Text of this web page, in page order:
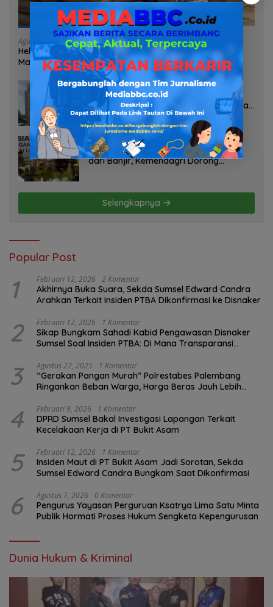
Agustus 7, 2026
Heboh Tumpukan Karung Diduga Pasir Timah di Pos AL
Manggar, Danlanal Babel: Masih Kami Dalami
Agustus 7, 2026
Pelayanan Kinerja Dan Transparansi
Sanksi P2TL PLN Dipertanyakan, Upaya
Konfirmasi GM PLN UID S2JB Terkesan
Tutup Mata
Agustus 7, 2026
Selamatkan Lahan Pertanian Brebes
dari Banjir, Kemendagri Dorong
Selengkapnya
Popular Post
1 Februari 12, 2026 2 Komentar
Akhirnya Buka Suara, Sekda Sumsel Edward Candra
Arahkan Terkait Insiden PTBA Dikonfirmasi ke Disnaker
2 Februari 12, 2026 1 Komentar
Sikap Bungkam Sahadi Kabid Pengawasan Disnaker
Sumsel Soal Insiden PTBA: Di Mana Transparansi
3 Agustus 27, 2025 1 Komentar
“Gerakan Pangan Murah” Polrestabes Palembang
Ringankan Beban Warga, Harga Beras Jauh Lebih
4 Februari 9, 2026 1 Komentar
DPRD Sumsel Bakal Investigasi Lapangan Terkait
Kecelakaan Kerja di PT Bukit Asam
5 Februari 12, 2026 1 Komentar
Insiden Maut di PT Bukit Asam Jadi Sorotan, Sekda
Sumsel Edward Candra Bungkam Saat Dikonfirmasi
6 Agustus 7, 2026 0 Komentar
Pengurus Yayasan Perguruan Ksatrya Lima Satu Minta
Publik Hormati Proses Hukum Sengketa Kepengurusan
Dunia Hukum & Kriminal